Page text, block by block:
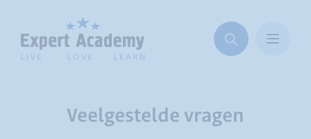
Veelgestelde vragen